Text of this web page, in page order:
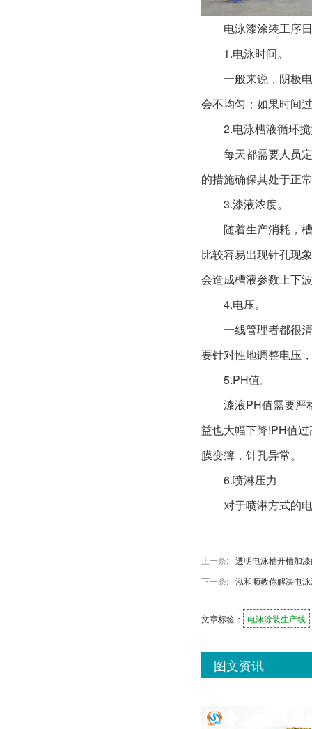
电泳漆涂装工序
1.电泳时间。
一般来说，阴极
会不均匀；如果时间
2.电泳槽液循环
每天都需要人员
的措施确保其处于正
3.漆液浓度。
随着生产消耗，
比较容易出现针孔现
会造成槽液参数上下
4.电压。
一线管理者都很
要针对性地调整电压
5.PH值。
漆液PH值需要严
益也大幅下降!PH值
膜变簿，针孔异常。
6.喷淋压力
对于喷淋方式的
上一条: 透明电泳槽开槽加
下一条: 泓和顺教你解决电
文章标签： 电泳涂装生产线
图文资讯